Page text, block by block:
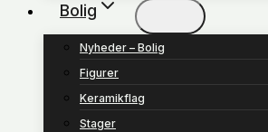
Bolig
Nyheder – Bolig
Figurer
Keramikflag
Stager